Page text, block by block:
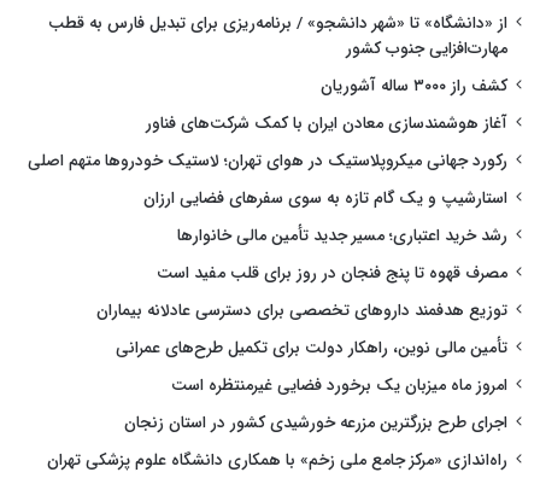
از «دانشگاه» تا «شهر دانشجو» / برنامه‌ریزی برای تبدیل فارس به قطب
مهارت‌افزایی جنوب کشور
کشف راز ۳۰۰۰ ساله آشوریان
آغاز هوشمندسازی معادن ایران با کمک شرکت‌های فناور
رکورد جهانی میکروپلاستیک در هوای تهران؛ لاستیک خودروها متهم اصلی
استارشیپ و یک گام تازه به سوی سفرهای فضایی ارزان
رشد خرید اعتباری؛ مسیر جدید تأمین مالی خانوارها
مصرف قهوه تا پنج فنجان در روز برای قلب مفید است
توزیع هدفمند داروهای تخصصی برای دسترسی عادلانه بیماران
تأمین مالی نوین، راهکار دولت برای تکمیل طرح‌های عمرانی
امروز ماه میزبان یک برخورد فضایی غیرمنتظره است
اجرای طرح بزرگترین مزرعه خورشیدی کشور در استان زنجان
راه‌اندازی «مرکز جامع ملی زخم» با همکاری دانشگاه علوم پزشکی تهران